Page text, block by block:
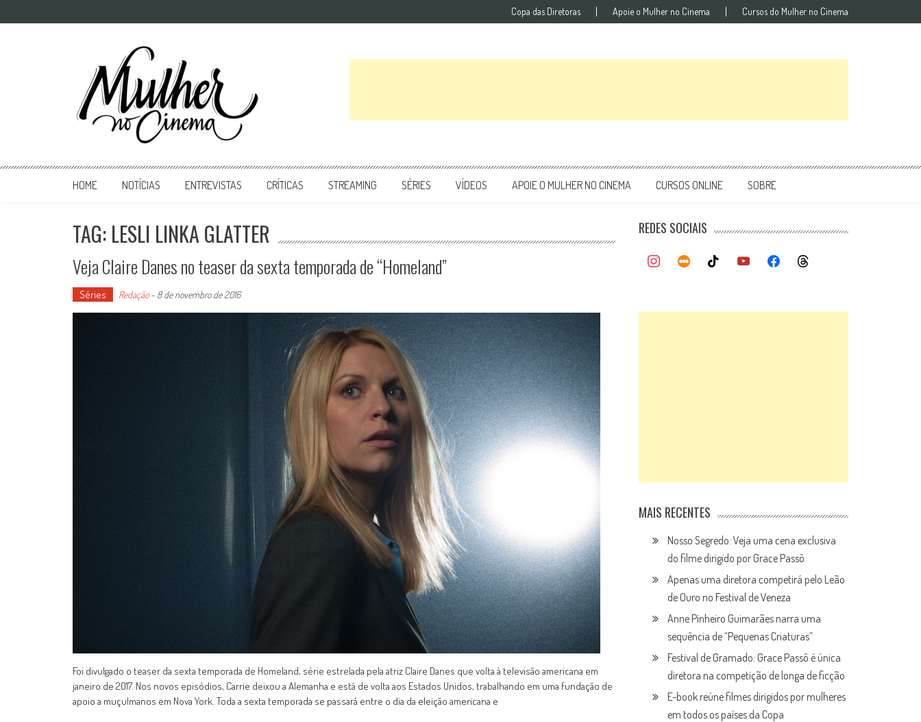
Copa das Diretoras Apoie o Mulher no Cinema Cursos do Mulher no Cinema
Mulher no Cinema
HOME NOTÍCIAS ENTREVISTAS CRÍTICAS STREAMING SÉRIES VÍDEOS APOIE O MULHER NO CINEMA CURSOS ONLINE SOBRE
TAG: LESLI LINKA GLATTER
Veja Claire Danes no teaser da sexta temporada de “Homeland”
Séries Redação- 8 de novembro de 2016
Foi divulgado o teaser da sexta temporada de Homeland, série estrelada pela atriz Claire Danes que volta à televisão americana em
janeiro de 2017. Nos novos episódios, Carrie deixou a Alemanha e está de volta aos Estados Unidos, trabalhando em uma fundação de
apoio a muçulmanos em Nova York. Toda a sexta temporada se passará entre o dia da eleição americana e
REDES SOCIAIS
MAIS RECENTES
Nosso Segredo: Veja uma cena exclusiva
do filme dirigido por Grace Passô
Apenas uma diretora competirá pelo Leão
de Ouro no Festival de Veneza
Anne Pinheiro Guimarães narra uma
sequência de “Pequenas Criaturas”
Festival de Gramado: Grace Passô é única
diretora na competição de longa de ficção
E-book reúne filmes dirigidos por mulheres
em todos os países da Copa